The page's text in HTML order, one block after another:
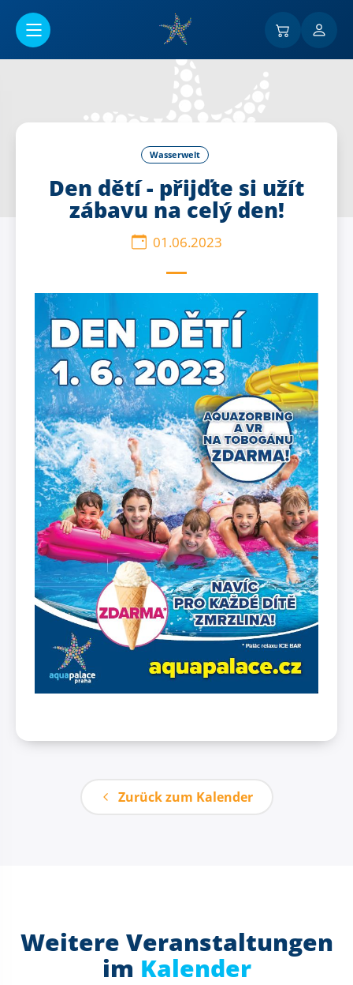
Wasserwelt
Den dětí - přijďte si užít
zábavu na celý den!
01.06.2023
Zurück zum Kalender
Weitere Veranstaltungen
im Kalender